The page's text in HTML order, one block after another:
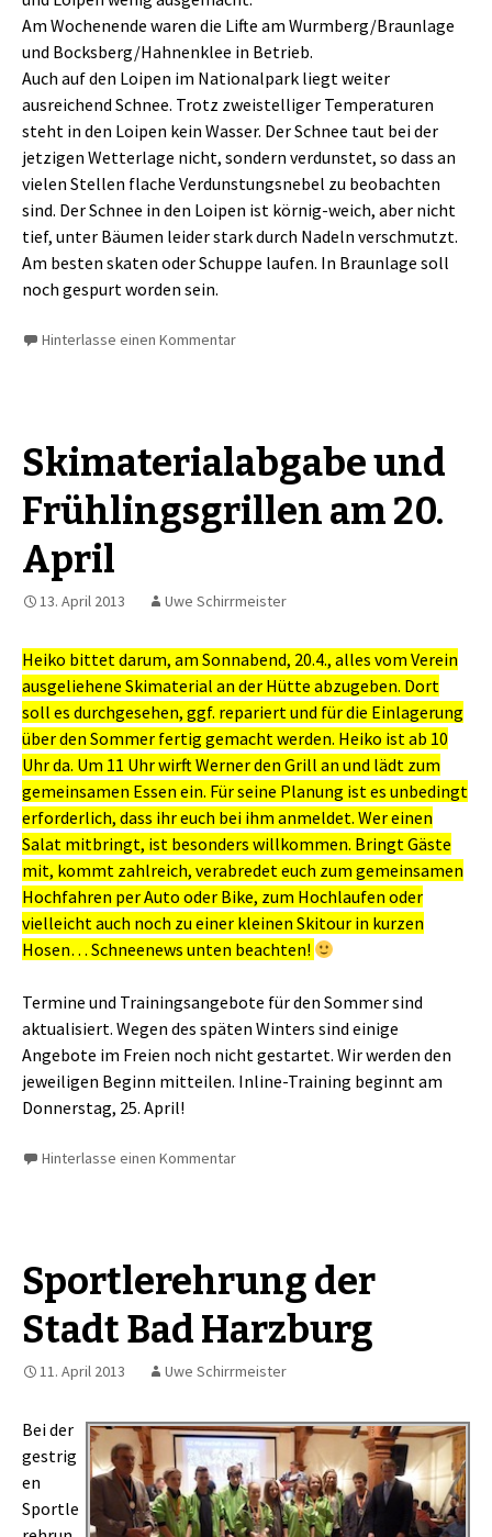
Am Wochenende waren die Lifte am Wurmberg/Braunlage
und Bocksberg/Hahnenklee in Betrieb.
Auch auf den Loipen im Nationalpark liegt weiter
ausreichend Schnee. Trotz zweistelliger Temperaturen
steht in den Loipen kein Wasser. Der Schnee taut bei der
jetzigen Wetterlage nicht, sondern verdunstet, so dass an
vielen Stellen flache Verdunstungsnebel zu beobachten
sind. Der Schnee in den Loipen ist körnig-weich, aber nicht
tief, unter Bäumen leider stark durch Nadeln verschmutzt.
Am besten skaten oder Schuppe laufen. In Braunlage soll
noch gespurt worden sein.
Hinterlasse einen Kommentar
Skimaterialabgabe und
Frühlingsgrillen am 20.
April
13. April 2013 Uwe Schirrmeister
Heiko bittet darum, am Sonnabend, 20.4., alles vom Verein
ausgeliehene Skimaterial an der Hütte abzugeben. Dort
soll es durchgesehen, ggf. repariert und für die Einlagerung
über den Sommer fertig gemacht werden. Heiko ist ab 10
Uhr da. Um 11 Uhr wirft Werner den Grill an und lädt zum
gemeinsamen Essen ein. Für seine Planung ist es unbedingt
erforderlich, dass ihr euch bei ihm anmeldet. Wer einen
Salat mitbringt, ist besonders willkommen. Bringt Gäste
mit, kommt zahlreich, verabredet euch zum gemeinsamen
Hochfahren per Auto oder Bike, zum Hochlaufen oder
vielleicht auch noch zu einer kleinen Skitour in kurzen
Hosen… Schneenews unten beachten!
Termine und Trainingsangebote für den Sommer sind
aktualisiert. Wegen des späten Winters sind einige
Angebote im Freien noch nicht gestartet. Wir werden den
jeweiligen Beginn mitteilen. Inline-Training beginnt am
Donnerstag, 25. April!
Hinterlasse einen Kommentar
Sportlerehrung der
Stadt Bad Harzburg
11. April 2013 Uwe Schirrmeister
Bei der
gestrig
en
Sportle